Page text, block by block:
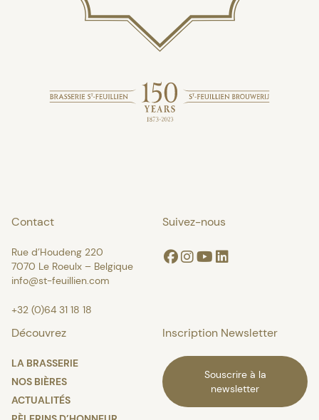
Contact
Rue d’Houdeng 220
7070 Le Roeulx – Belgique
info@st-feuillien.com
+32 (0)64 31 18 18
Suivez-nous
Facebook
Instagram
YoutubeLinkedin
Découvrez
LA BRASSERIE
NOS BIÈRES
ACTUALITÉS
Inscription Newsletter
Souscrire à la
newsletter